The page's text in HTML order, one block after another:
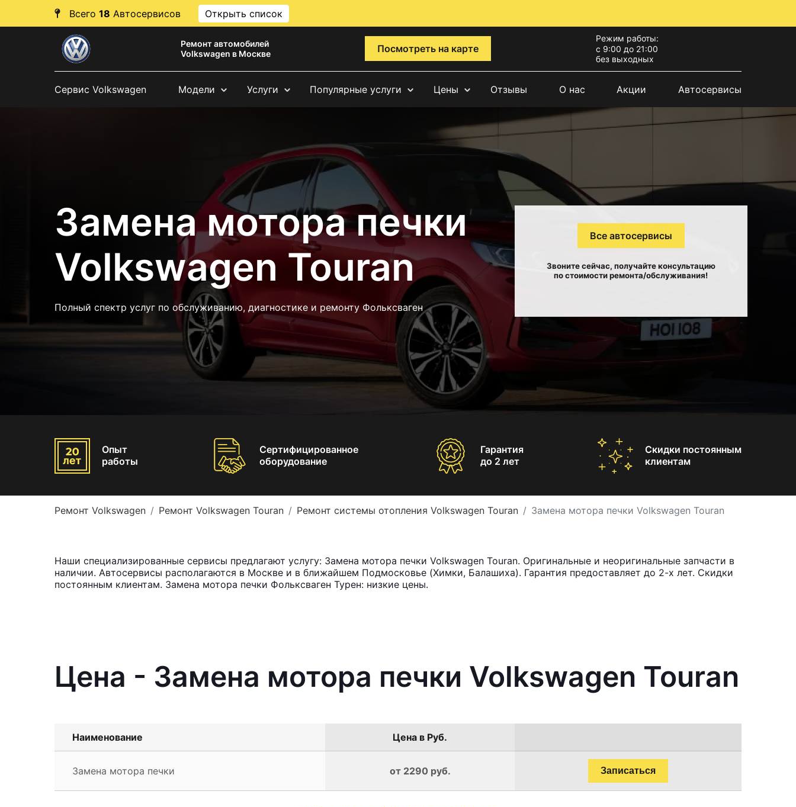
Всего 18 Автосервисов Открыть список
Ремонт автомобилей
Volkswagen в Москве
Посмотреть на карте
Режим работы:
с 9:00 до 21:00
без выходных
Сервис Volkswagen Модели Услуги Популярные услуги Цены Отзывы О нас Акции Автосервисы
Замена мотора печки
Volkswagen Touran
Полный спектр услуг по обслуживанию, диагностике и ремонту Фольксваген
Все автосервисы
Звоните сейчас, получайте консультацию
по стоимости ремонта/обслуживания!
Опыт
работы
Сертифицированное
оборудование
Гарантия
до 2 лет
Скидки постоянным
клиентам
Ремонт Volkswagen Ремонт Volkswagen Touran Ремонт системы отопления Volkswagen Touran Замена мотора печки Volkswagen Touran
Наши специализированные сервисы предлагают услугу: Замена мотора печки Volkswagen Touran. Оригинальные и неоригинальные запчасти в
наличии. Автосервисы располагаются в Москве и в ближайшем Подмосковье (Химки, Балашиха). Гарантия предоставляет до 2-х лет. Скидки
постоянным клиентам. Замена мотора печки Фольксваген Турен: низкие цены.
Цена - Замена мотора печки Volkswagen Touran
Наименование Цена в Руб.
Замена мотора печки от 2290 руб. Записаться